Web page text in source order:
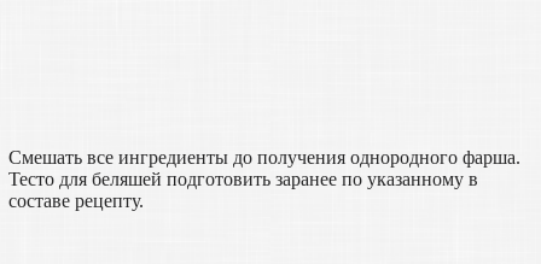
Смешать все ингредиенты до получения однородного фарша.
Тесто для беляшей подготовить заранее по указанному в
составе рецепту.